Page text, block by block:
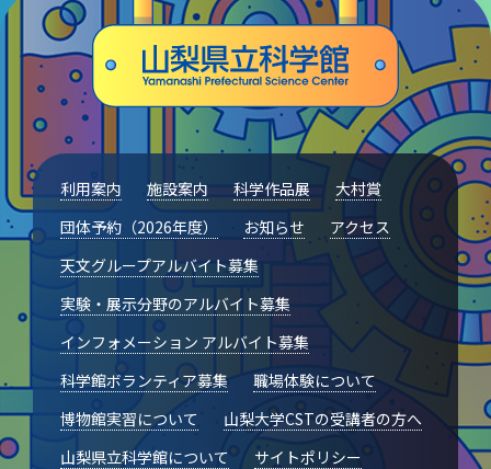
利用案内 施設案内 科学作品展
大村賞
団体予約（2026年度）
お知らせ
アクセス
天文グループアルバイト募集
実験・展示分野のアルバイト募集
インフォメーション アルバイト募集
科学館ボランティア募集
職場体験について
博物館実習について
山梨大学CSTの受講者の方へ
山梨県立科学館について
サイトポリシー